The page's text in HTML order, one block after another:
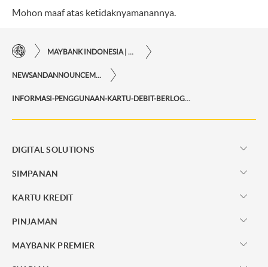
Mohon maaf atas ketidaknyamanannya.
DIGITAL SOLUTIONS
SIMPANAN
KARTU KREDIT
PINJAMAN
MAYBANK PREMIER